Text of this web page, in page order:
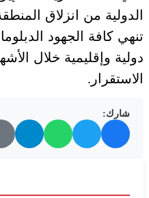
الدولية من انزلاق
تنهي كافة الجهود
دولية وإقليمية خلال
الاستقرار .
شارك: